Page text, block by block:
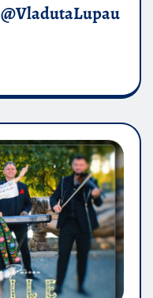
​@VladutaLupau